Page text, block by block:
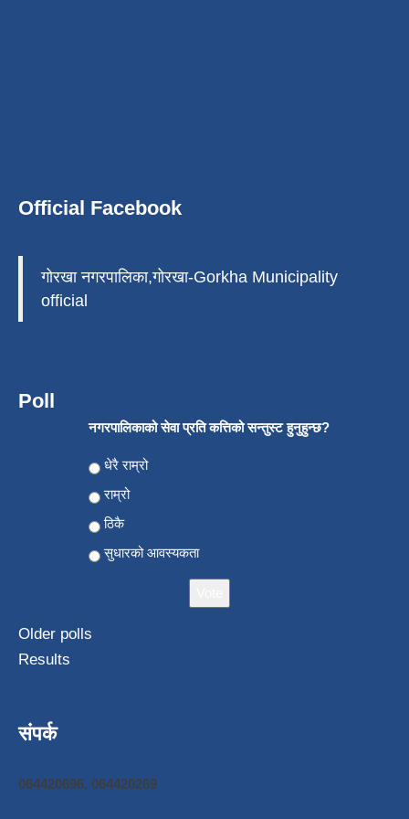
Official Facebook
गोरखा नगरपालिका,गोरखा-Gorkha Municipality
official
Poll
नगरपालिकाको सेवा प्रति कत्तिको सन्तुस्ट हुनुहुन्छ?
Choices
धेरै राम्रो
राम्रो
ठिकै
सुधारको आवस्यकता
Older polls
Results
संपर्क
064420696, 064420269